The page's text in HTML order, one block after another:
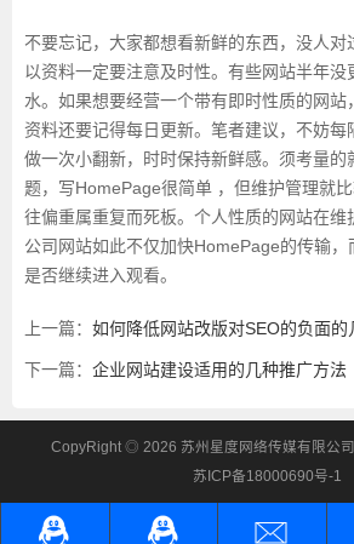
不要忘记，大家都想看新鲜的东西，没人对
以资料一定要注意及时性。有些网站半年
水。如果想要经营一个带有即时性质的网站
资料还要记得每日更新。笔者建议，不妨每
做一次小翻新，时时保持新鲜感。须考量的
题，写HomePage很简单 ，但维护管理就
往偏重属重复而死板。个人性质的网站在维
公司网站如此不仅加快HomePage的传输
是否继续进入观看。
上一篇： 如何降低网站改版对SEO的负面的
下一篇： 企业网站建设适用的几种推广方法
CopyRight ◎ 2026 苏州星度网络传媒有限公
苏ICP备18000690号-1